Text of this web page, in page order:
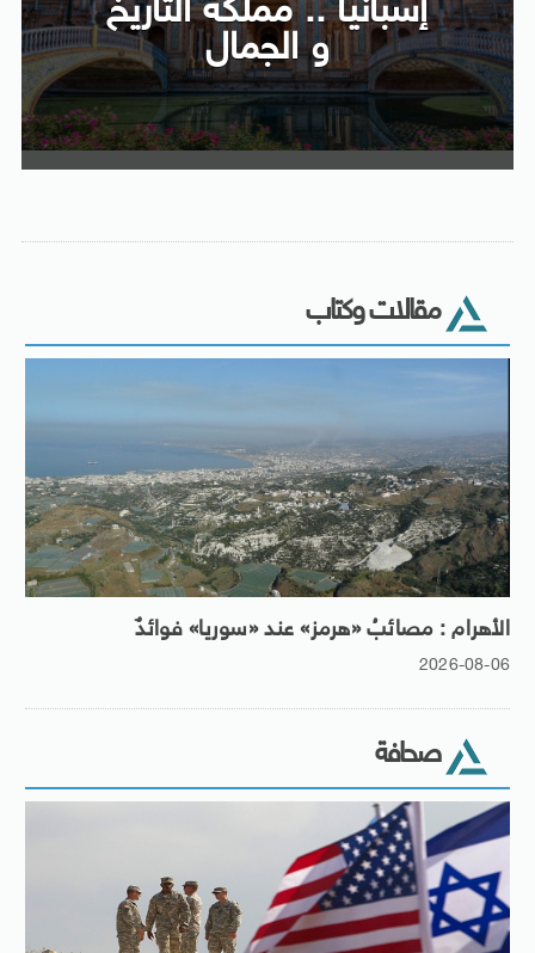
إسبانيا .. مملكة التاريخ
و الجمال
مقالات وكتاب
الأهرام : مصائبُ «هرمز» عند «سوريا» فوائدٌ
2026-08-06
صحافة